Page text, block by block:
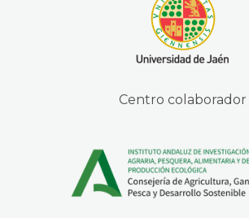
Centro colaborador